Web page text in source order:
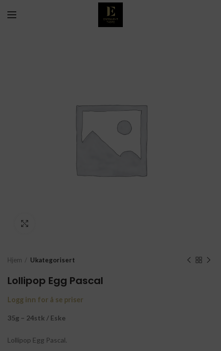
Hjem Ukategorisert
Lollipop Egg Pascal
Logg inn for å se priser
35g – 24stk / Eske
Lollipop Egg Pascal.